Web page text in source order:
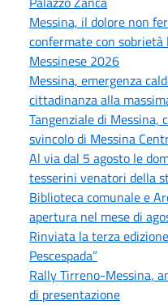
Messina, il dolore non
confermate con
Messinese 2026
Messina, emergenza
cittadinanza alla
Tangenziale di Messina,
svincolo di Messina
Al via dal 5 agosto le
tesserini venatori della
Biblioteca comunale e
apertura nel mese di
Rinviata la terza
Pescespada”
Rally Tirreno-Messina,
di presentazione